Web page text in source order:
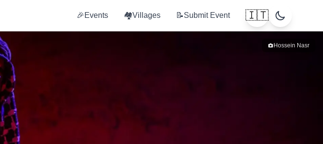
🎉 Events 🏘️Villages 📝Submit Event 🇮🇹
Hossein Nasr